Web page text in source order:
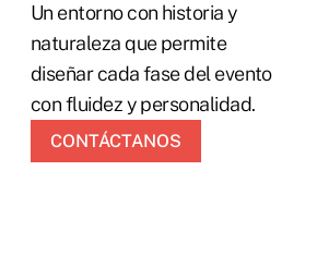
Un entorno con historia y
naturaleza que permite
diseñar cada fase del evento
con fluidez y personalidad.
CONTÁCTANOS